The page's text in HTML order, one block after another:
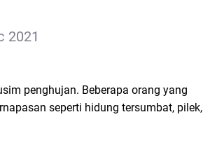
2021
penghujan. Beberapa orang yang
seperti hidung tersumbat, pilek,